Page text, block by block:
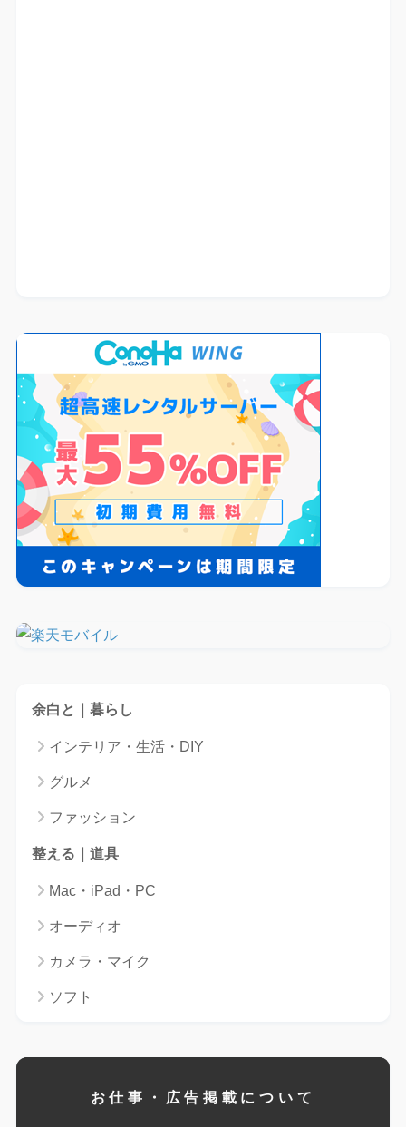
余白と｜暮らし
インテリア・生活・DIY
グルメ
ファッション
整える｜道具
Mac・iPad・PC
オーディオ
カメラ・マイク
ソフト
お仕事・広告掲載について